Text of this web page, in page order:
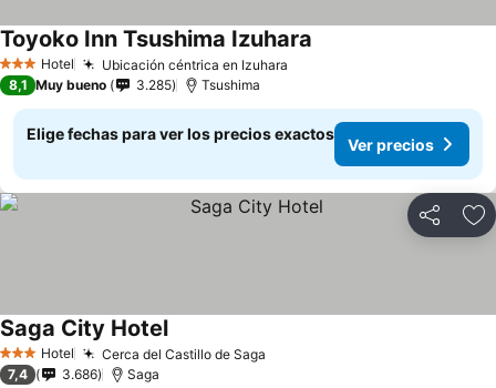
3 Estrellas
Hotel Ubicación céntrica en Izuhara
Toyoko Inn Tsushima Izuhara
8,1 Muy bueno 3.285 Tsushima
Elige fechas para ver los precios exactos
Ver precios
Compartir
3 Estrellas
Hotel Cerca del Castillo de Saga
Saga City HotelVer precios
7,4 3.686 Saga